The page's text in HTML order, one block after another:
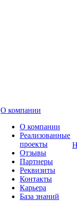
О компании
О компании
Реализованные
проекты
Отзывы
Партнеры
Реквизиты
Контакты
Карьера
База знаний